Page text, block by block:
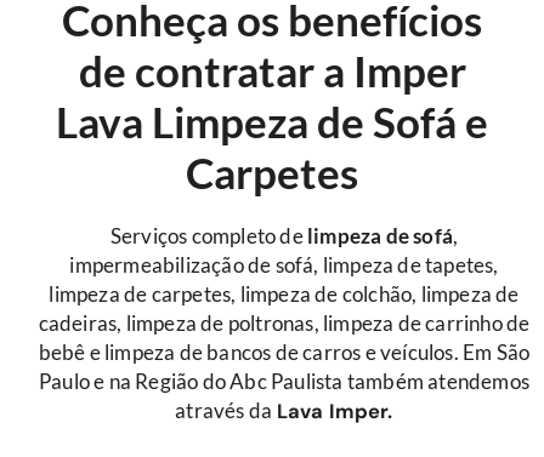
Conheça os benefícios
de contratar a Imper
Lava Limpeza de Sofá e
Carpetes
Serviços completo de limpeza de sofá,
impermeabilização de sofá, limpeza de tapetes,
limpeza de carpetes, limpeza de colchão, limpeza de
cadeiras, limpeza de poltronas, limpeza de carrinho de
bebê e limpeza de bancos de carros e veículos. Em São
Paulo e na Região do Abc Paulista também atendemos
através da Lava Imper.